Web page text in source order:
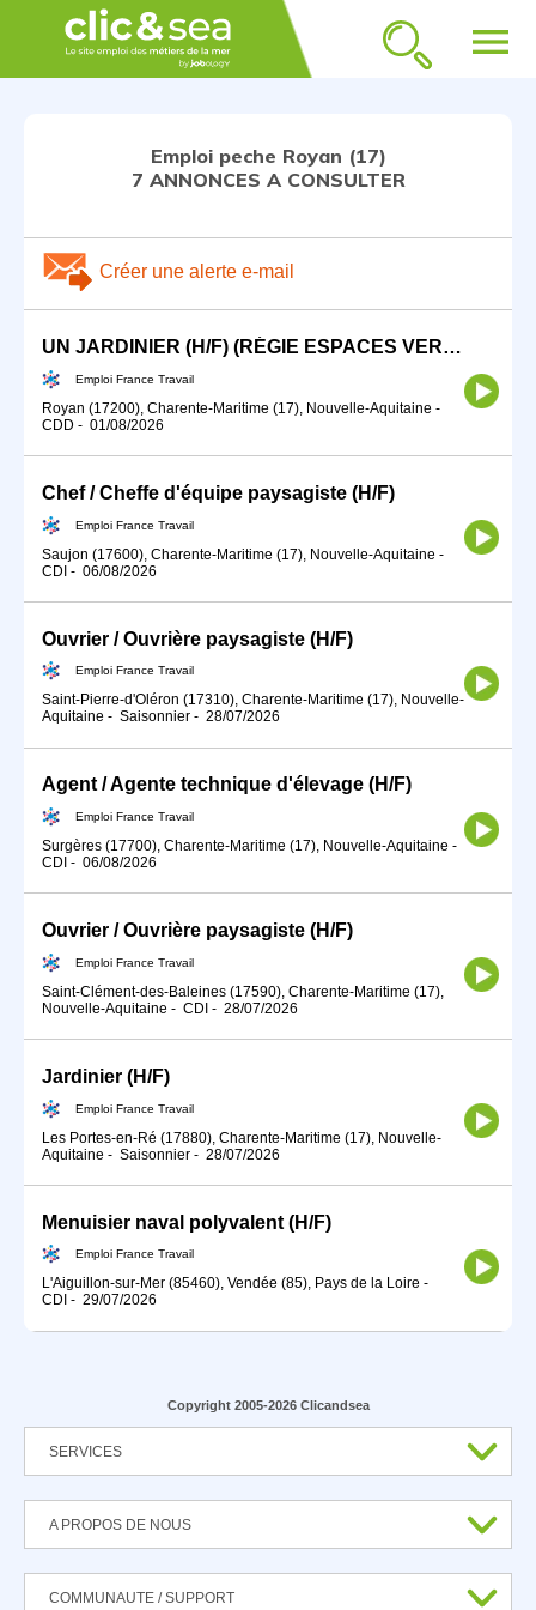
menu
Emploi peche Royan (17)
7 ANNONCES A CONSULTER
Créer une alerte e-mail
UN JARDINIER (H/F) (RÉGIE ESPACES VERTS)
Emploi France Travail
Royan (17200), Charente-Maritime (17), Nouvelle-Aquitaine -
CDD - 01/08/2026
Chef / Cheffe d'équipe paysagiste (H/F)
Emploi France Travail
Saujon (17600), Charente-Maritime (17), Nouvelle-Aquitaine -
CDI - 06/08/2026
Ouvrier / Ouvrière paysagiste (H/F)
Emploi France Travail
Saint-Pierre-d'Oléron (17310), Charente-Maritime (17), Nouvelle-
Aquitaine - Saisonnier - 28/07/2026
Agent / Agente technique d'élevage (H/F)
Emploi France Travail
Surgères (17700), Charente-Maritime (17), Nouvelle-Aquitaine -
CDI - 06/08/2026
Ouvrier / Ouvrière paysagiste (H/F)
Emploi France Travail
Saint-Clément-des-Baleines (17590), Charente-Maritime (17),
Nouvelle-Aquitaine - CDI - 28/07/2026
Jardinier (H/F)
Emploi France Travail
Les Portes-en-Ré (17880), Charente-Maritime (17), Nouvelle-
Aquitaine - Saisonnier - 28/07/2026
Menuisier naval polyvalent (H/F)
Emploi France Travail
L'Aiguillon-sur-Mer (85460), Vendée (85), Pays de la Loire -
CDI - 29/07/2026
Copyright 2005-2026 Clicandsea
SERVICES
A PROPOS DE NOUS
COMMUNAUTE / SUPPORT